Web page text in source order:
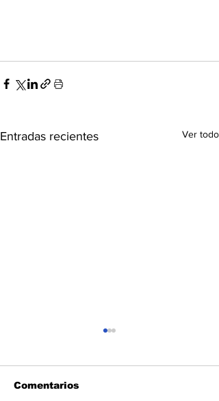
Entradas recientes Ver todo
Comentarios